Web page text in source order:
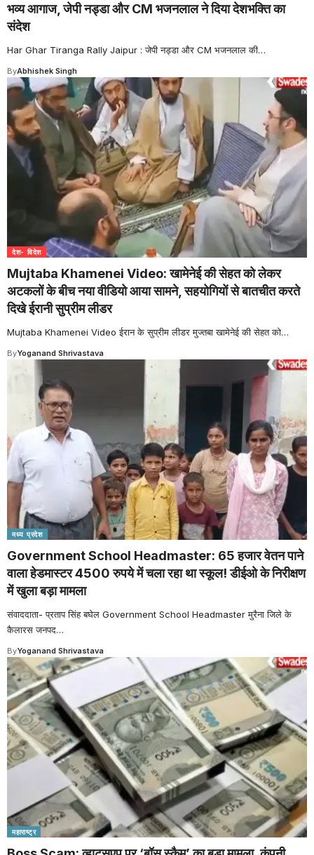
भव्य आगाज, जेपी नड्डा और CM भजनलाल ने दिया देशभक्ति का
संदेश
Har Ghar Tiranga Rally Jaipur : जेपी नड्डा और CM भजनलाल की…
ByAbhishek Singh
देश- विदेश
Mujtaba Khamenei Video: खामेनेई की सेहत को लेकर
अटकलों के बीच नया वीडियो आया सामने, सहयोगियों से बातचीत करते
दिखे ईरानी सुप्रीम लीडर
Mujtaba Khamenei Video ईरान के सुप्रीम लीडर मुज्तबा खामेनेई की सेहत को…
ByYoganand Shrivastava
मध्य प्रदेश
Government School Headmaster: 65 हजार वेतन पाने
वाला हेडमास्टर 4500 रुपये में चला रहा था स्कूल! डीईओ के निरीक्षण
में खुला बड़ा मामला
संवाददाता- प्रताप सिंह बघेल Government School Headmaster मुरैना जिले के
कैलारस जनपद…
ByYoganand Shrivastava
महाराष्ट्र